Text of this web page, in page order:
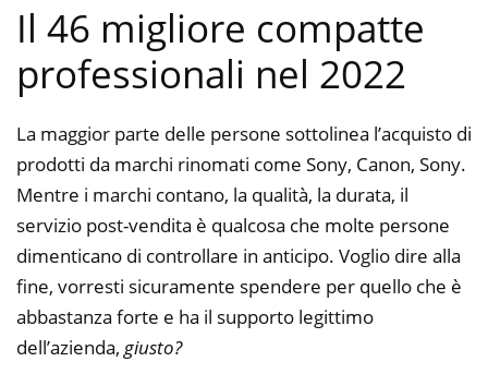
Il 46 migliore compatte
professionali nel 2022
La maggior parte delle persone sottolinea l’acquisto di
prodotti da marchi rinomati come Sony, Canon, Sony.
Mentre i marchi contano, la qualità, la durata, il
servizio post-vendita è qualcosa che molte persone
dimenticano di controllare in anticipo. Voglio dire alla
fine, vorresti sicuramente spendere per quello che è
abbastanza forte e ha il supporto legittimo
dell’azienda, giusto?